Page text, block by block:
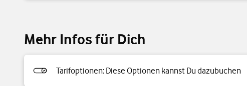
Mehr Infos für Dich
Tarifoptionen: Diese Optionen kannst Du dazubuchen